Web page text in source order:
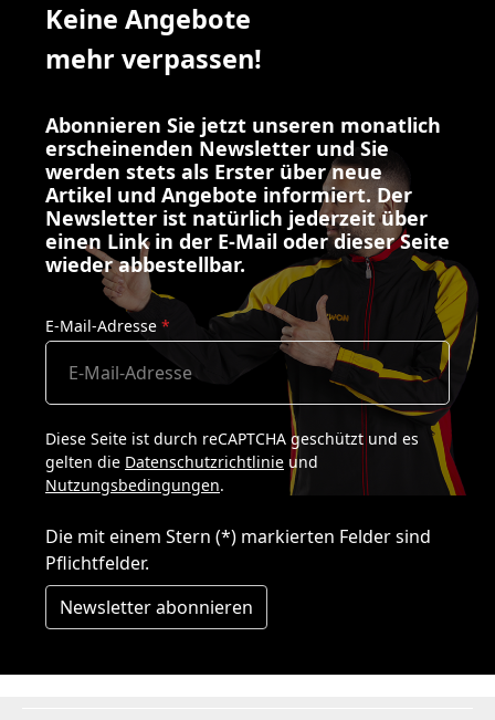
Keine Angebote
mehr verpassen!
Abonnieren Sie jetzt unseren monatlich
erscheinenden Newsletter und Sie
werden stets als Erster über neue
Artikel und Angebote informiert. Der
Newsletter ist natürlich jederzeit über
einen Link in der E-Mail oder dieser Seite
wieder abbestellbar.
E-Mail-Adresse *
Diese Seite ist durch reCAPTCHA geschützt und es
gelten die Datenschutzrichtlinie und
Nutzungsbedingungen.
Die mit einem Stern (*) markierten Felder sind
Pflichtfelder.
Newsletter abonnieren